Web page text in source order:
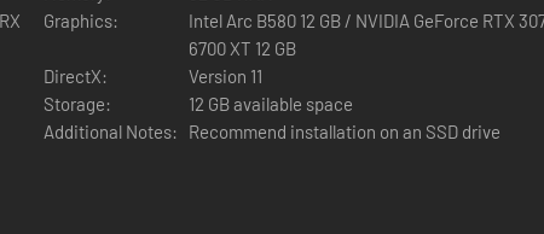
funzionalità delle funi, uno scanner avanzato con l'esclusiva
utilizzando una flotta personalizzabile di camion, scegliendo
nella darsena...
Graphics:
Intel Arc B580 12 GB / NVIDIA GeForce RTX
6700 XT 12 GB
DirectX:
Version 11
Storage:
12 GB available space
Additional Notes:
Recommend installation on an SSD drive